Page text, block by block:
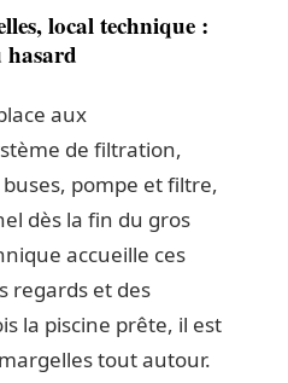
local technique :
hasard
aux
de filtration,
pompe et filtre,
dès la fin du gros
accueille ces
regards et des
la piscine prête, il est
tout autour.